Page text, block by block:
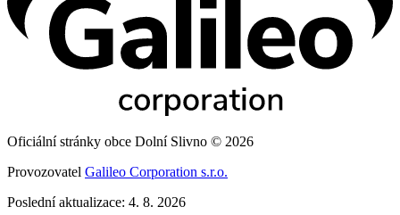
Oficiální stránky obce Dolní Slivno © 2026
Provozovatel Galileo Corporation s.r.o.
Poslední aktualizace: 4. 8. 2026